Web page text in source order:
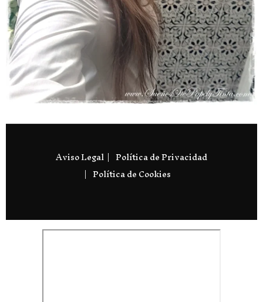
Aviso Legal
Política de Privacidad
Política de Cookies